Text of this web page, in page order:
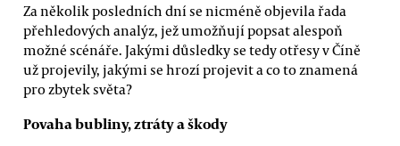
Za několik posledních dní se nicméně objevila řada
přehledových analýz, jež umožňují popsat alespoň
možné scénáře. Jakými důsledky se tedy otřesy v Číně
už projevily, jakými se hrozí projevit a co to znamená
pro zbytek světa?
Povaha bubliny, ztráty a škody